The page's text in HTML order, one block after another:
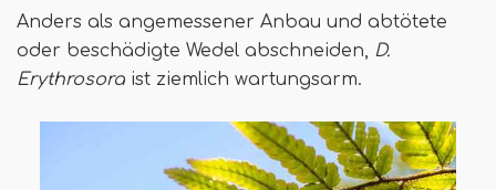
Anders als angemessener Anbau und abtötete
oder beschädigte Wedel abschneiden, D.
Erythrosora ist ziemlich wartungsarm.